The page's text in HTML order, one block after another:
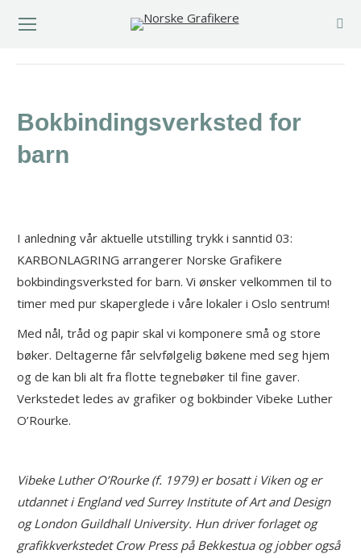
Bokbindingsverksted for
barn
I anledning vår aktuelle utstilling trykk i sanntid 03:
KARBONLAGRING arrangerer Norske Grafikere
bokbindingsverksted for barn. Vi ønsker velkommen til to
timer med pur skaperglede i våre lokaler i Oslo sentrum!
Med nål, tråd og papir skal vi komponere små og store
bøker. Deltagerne får selvfølgelig bøkene med seg hjem
og de kan bli alt fra flotte tegnebøker til fine gaver.
Verkstedet ledes av grafiker og bokbinder Vibeke Luther
O’Rourke.
Vibeke Luther O’Rourke (f. 1979) er bosatt i Viken og er
utdannet i England ved Surrey Institute of Art and Design
og London Guildhall University. Hun driver forlaget og
grafikkverkstedet Crow Press på Bekkestua og jobber også